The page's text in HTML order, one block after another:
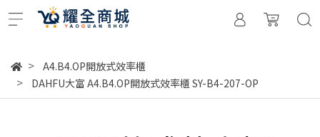
A4.B4.OP開放式效率櫃
DAHFU大富 A4.B4.OP開放式效率櫃 SY-B4-207-OP